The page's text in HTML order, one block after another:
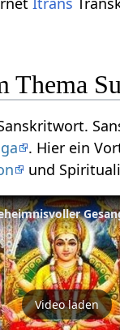
Thema
. Hier ein
und
Video laden